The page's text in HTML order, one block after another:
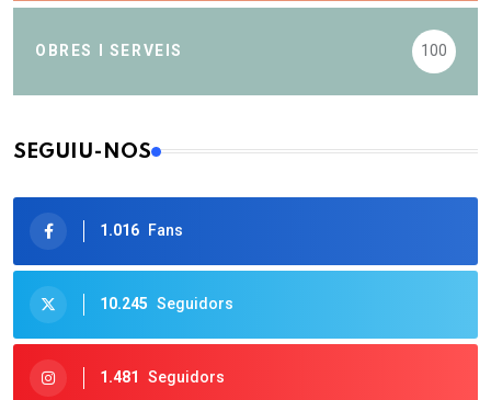
OBRES I SERVEIS 100
SEGUIU-NOS
1.016 Fans
10.245 Seguidors
1.481 Seguidors